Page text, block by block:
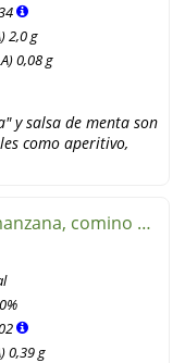
2,0 g
0,08 g
y salsa de menta son
como aperitivo,
comino y
0,39 g